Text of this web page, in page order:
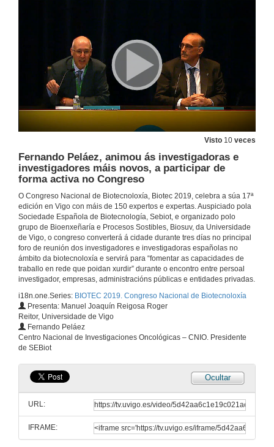
Visto 10 veces
Fernando Peláez, animou ás investigadoras e
investigadores máis novos, a participar de
forma activa no Congreso
O Congreso Nacional de Biotecnoloxía, Biotec 2019, celebra a súa 17ª
edición en Vigo con máis de 150 expertos e expertas. Auspiciado pola
Sociedade Española de Biotecnología, Sebiot, e organizado polo
grupo de Bioenxeñaría e Procesos Sostibles, Biosuv, da Universidade
de Vigo, o congreso converterá á cidade durante tres días no principal
foro de reunión dos investigadores e investigadoras españolas no
ámbito da biotecnoloxía e servirá para “fomentar as capacidades de
traballo en rede que poidan xurdir” durante o encontro entre persoal
investigador, empresas, administracións públicas e entidades privadas.
i18n.one.Series: BIOTEC 2019. Congreso Nacional de Biotecnoloxía
Presenta: Manuel Joaquín Reigosa Roger
Reitor, Universidade de Vigo
Fernando Peláez
Centro Nacional de Investigaciones Oncológicas – CNIO. Presidente
de SEBiot
Ocultar
URL:
IFRAME:
O mundo caracterízase cada vez máis polo coñecemento e por unha capacidade de saber relacionada coa investigación
Intervención de Abel Caballero
11 de xuño de 2019
Mª Asunción Longo agradece a Sebiot o apostar por Vigo como sede do congreso